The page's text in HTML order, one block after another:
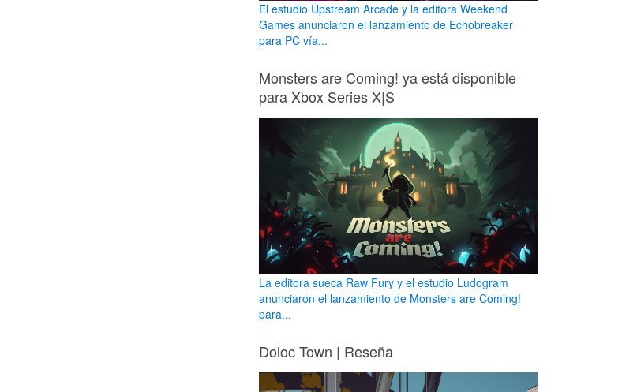
El estudio Upstream Arcade y la editora Weekend
Games anunciaron el lanzamiento de Echobreaker
para PC vía...
Monsters are Coming! ya está disponible
para Xbox Series X|S
La editora sueca Raw Fury y el estudio Ludogram
anunciaron el lanzamiento de Monsters are Coming!
para...
Doloc Town | Reseña